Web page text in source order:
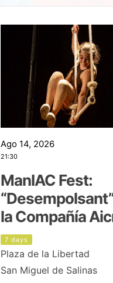
Ago 14, 2026
21:30
ManIAC Fest:
la Compañía
7 days
Plaza de la Libertad
San Miguel de Salinas